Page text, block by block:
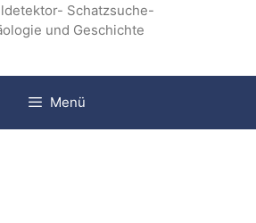
Schatzsuche-
und Geschichte
Menü